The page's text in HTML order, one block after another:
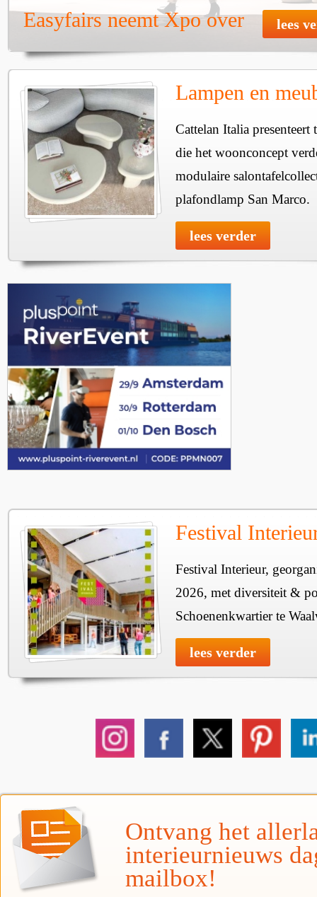
Easyfairs neemt Xpo over lees
Lampen en
Cattelan Italia
die het woonconcept
modulaire
plafondlamp San Marco.
lees verder
Festival
Festival Interieur,
2026, met diversiteit &
Schoenenkwartier te
lees verder
Ontvang het
interieurnieuws
mailbox!